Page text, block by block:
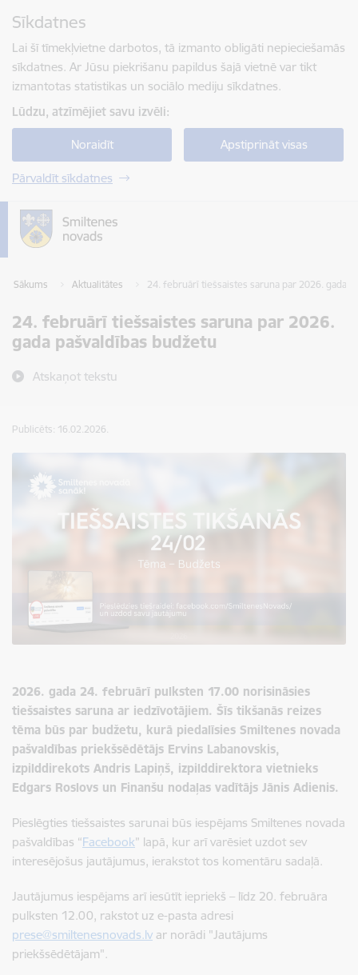
Sīkdatnes
Lai šī tīmekļvietne darbotos, tā izmanto obligāti nepieciešamās
sīkdatnes. Ar Jūsu piekrišanu papildus šajā vietnē var tikt
izmantotas statistikas un sociālo mediju sīkdatnes.
Lūdzu, atzīmējiet savu izvēli:
Noraidīt Apstiprināt visas
Pārvaldīt sīkdatnes
Sākums Aktualitātes 24. februārī tiešsaistes saruna par 2026. gada
24. februārī tiešsaistes saruna par 2026.
gada pašvaldības budžetu
Atskaņot tekstu
Publicēts: 16.02.2026.
2026. gada 24. februārī pulksten 17.00 norisināsies
tiešsaistes saruna ar iedzīvotājiem. Šīs tikšanās reizes
tēma būs par budžetu, kurā piedalīsies Smiltenes novada
pašvaldības priekšsēdētājs Ervins Labanovskis,
izpilddirekots Andris Lapiņš, izpilddirektora vietnieks
Edgars Roslovs un Finanšu nodaļas vadītājs Jānis Adienis.
Pieslēgties tiešsaistes sarunai būs iespējams Smiltenes novada
pašvaldības “Facebook” lapā, kur arī varēsiet uzdot sev
interesējošus jautājumus, ierakstot tos komentāru sadaļā.
Jautājumus iespējams arī iesūtīt iepriekš – līdz 20. februāra
pulksten 12.00, rakstot uz e-pasta adresi
prese@smiltenesnovads.lv ar norādi "Jautājums
priekšsēdētājam".